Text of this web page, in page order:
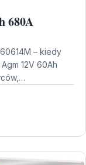
680A
– kiedy
12V 60Ah